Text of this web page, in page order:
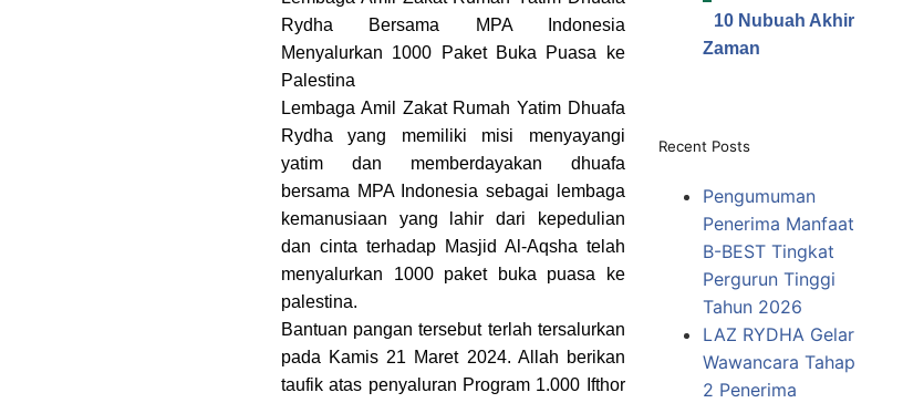
Rydha Bersama MPA Indonesia
Menyalurkan 1000 Paket Buka Puasa ke
Palestina
Lembaga Amil Zakat Rumah Yatim Dhuafa
Rydha yang memiliki misi menyayangi
yatim dan memberdayakan dhuafa
bersama MPA Indonesia sebagai lembaga
kemanusiaan yang lahir dari kepedulian
dan cinta terhadap Masjid Al-Aqsha telah
menyalurkan 1000 paket buka puasa ke
palestina.
Bantuan pangan tersebut terlah tersalurkan
pada Kamis 21 Maret 2024. Allah berikan
taufik atas penyaluran Program 1.000 Ifthor
10 Nubuah Akhir
Zaman
Recent Posts
Pengumuman
Penerima Manfaat
B-BEST Tingkat
Pergurun Tinggi
Tahun 2026
LAZ RYDHA Gelar
Wawancara Tahap
2 Penerima